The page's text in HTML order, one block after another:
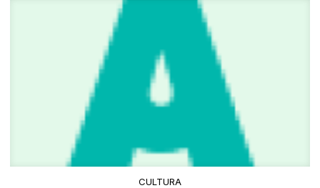
CULTURA